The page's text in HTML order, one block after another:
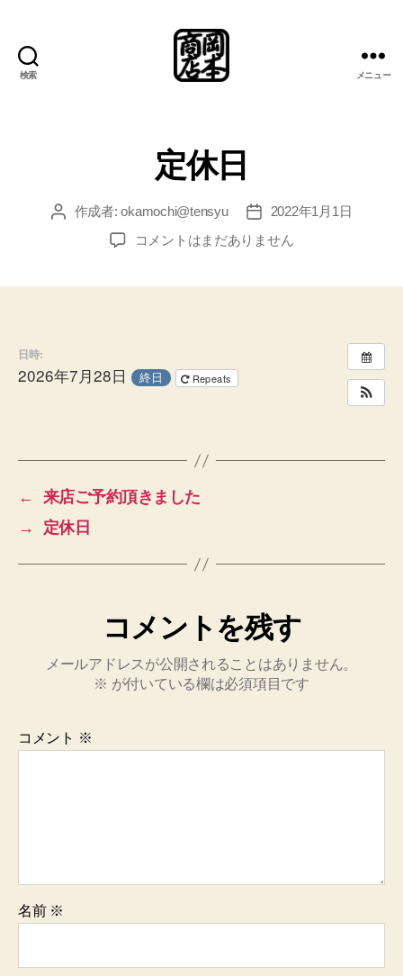
検索
店
総
案
所
メニュー
定休日
投 作成者:okamochi@tensyu
投
稿
日
2022年1月1日
定
コメントはまだありません
日時:
2026年7月28日 終日 Repeats
←
来店ご予約頂きました
→
定休日
コメントを残す
メールアドレスが公開されることはありません。
※ が付いている欄は必須項目です
コメント ※
名前 ※